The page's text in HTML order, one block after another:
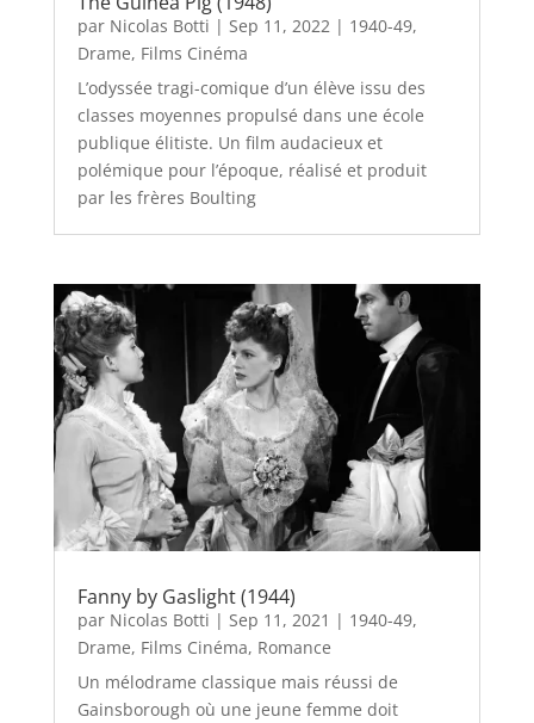
par Nicolas Botti | Sep 11, 2022| 1940-49,
Drame, Films Cinéma
L’odyssée tragi-comique d’un élève issu des
classes moyennes propulsé dans une école
publique élitiste. Un film audacieux et
polémique pour l’époque, réalisé et produit
par les frères Boulting
Fanny by Gaslight (1944)
par Nicolas Botti | Sep 11, 2021 | 1940-49,
Drame, Films Cinéma, Romance
Un mélodrame classique mais réussi de
Gainsborough où une jeune femme doit